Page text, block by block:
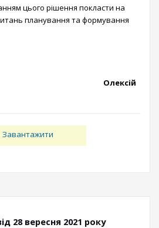
цього рішення покласти на
планування та формування
Олексій
Завантажити
28 вересня 2021 року